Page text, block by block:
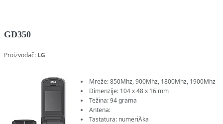
GD350
Proizvođač: LG
Mreže: 850Mhz, 900Mhz, 1800Mhz, 1900Mhz
Dimenzije: 104 x 48 x 16 mm
Težina: 94 grama
Antena:
Tastatura: numeriÄka